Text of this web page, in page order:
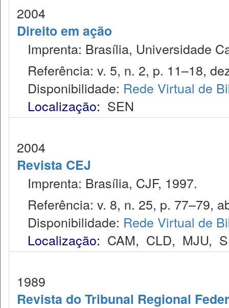
2004
Direito em ação
Imprenta: Brasília, Universidade
Referência: v. 5, n. 2, p. 11–18,
Disponibilidade: Rede Virtual de
Localização: SEN
2004
Revista CEJ
Imprenta: Brasília, CJF, 1997.
Referência: v. 8, n. 25, p. 77–79,
Disponibilidade: Rede Virtual de
Localização: CAM, CLD, MJU,
1989
Revista do Tribunal Regional